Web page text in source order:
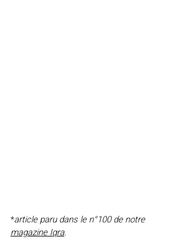
*article paru dans le n°100 de notre
magazine Iqra.